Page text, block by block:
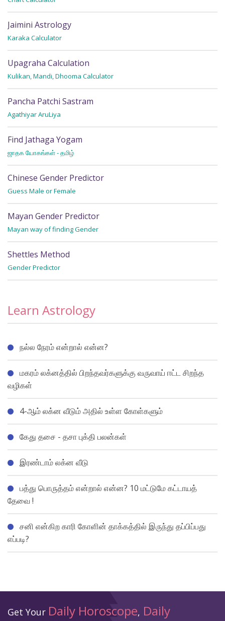
Jaimini Astrology
Karaka Calculator
Upagraha Calculation
Kulikan, Mandi, Dhooma Calculator
Pancha Patchi Sastram
Agathiyar AruLiya
Find Jathaga Yogam
ஜாதக யோகங்கள் - தமிழ்
Chinese Gender Predictor
Guess Male or Female
Mayan Gender Predictor
Mayan way of finding Gender
Shettles Method
Gender Predictor
Learn Astrology
நல்ல நேரம் என்றால் என்ன?
மகரம் லக்னத்தில் பிறந்தவர்களுக்கு வருவாய் ஈட்ட சிறந்த
வழிகள்
4-ஆம் லக்ன வீடும் அதில் உள்ள கோள்களும்
கேது தசை - தசா புக்தி பலன்கள்
இரண்டாம் லக்ன வீடு
பத்து பொருத்தம் என்றால் என்ன? 10 மட்டுமே கட்டாயத்
தேவை !
சனி என்கிற காரி கோளின் தாக்கத்தில் இருந்து தப்பிப்பது
எப்படி?
Get Your Daily Horoscope, Daily